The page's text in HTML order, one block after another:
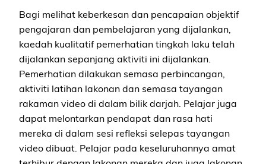
Bagi melihat keberkesan dan pencapaian objektif
pengajaran dan pembelajaran yang dijalankan,
kaedah kualitatif pemerhatian tingkah laku telah
dijalankan sepanjang aktiviti ini dijalankan.
Pemerhatian dilakukan semasa perbincangan,
aktiviti latihan lakonan dan semasa tayangan
rakaman video di dalam bilik darjah. Pelajar juga
dapat melontarkan pendapat dan rasa hati
mereka di dalam sesi refleksi selepas tayangan
video dibuat. Pelajar pada keseluruhannya amat